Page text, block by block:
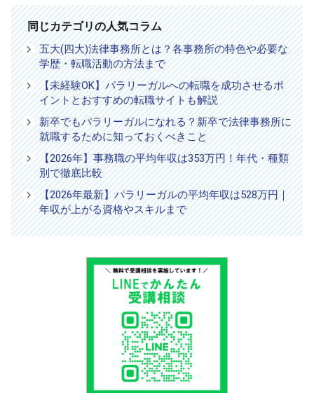
同じカテゴリの人気コラム
五大(四大)法律事務所とは？各事務所の特色や必要な
学歴・転職活動の方法まで
【未経験OK】パラリーガルへの転職を成功させるポ
イントとおすすめの転職サイトも解説
新卒でもパラリーガルになれる？新卒で法律事務所に
就職するために知っておくべきこと
【2026年】事務職の平均年収は353万円！年代・種類
別で徹底比較
【2026年最新】パラリーガルの平均年収は528万円｜
年収が上がる資格やスキルまで